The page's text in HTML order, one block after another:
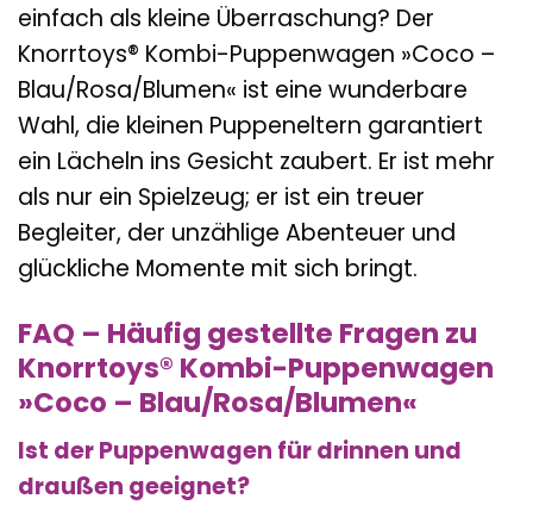
einfach als kleine Überraschung? Der
Knorrtoys® Kombi-Puppenwagen »Coco –
Blau/Rosa/Blumen« ist eine wunderbare
Wahl, die kleinen Puppeneltern garantiert
ein Lächeln ins Gesicht zaubert. Er ist mehr
als nur ein Spielzeug; er ist ein treuer
Begleiter, der unzählige Abenteuer und
glückliche Momente mit sich bringt.
FAQ – Häufig gestellte Fragen zu
Knorrtoys® Kombi-Puppenwagen
»Coco – Blau/Rosa/Blumen«
Ist der Puppenwagen für drinnen und
draußen geeignet?